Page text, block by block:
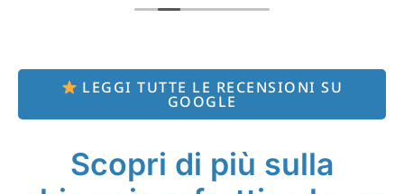
rapidi da non dover rimanere ulteriormente in
completo dei suoi occhi; dopodiché ci ha fissato
l'appuntamento in tempi davvero record presso
Vista Vision e, siccome veniamo dalla prov. di
Novara, era anche disponibile ad aiutarci ad
dell'intervento, anche se comunque per fortuna
abbiamo una associazione qua vicina che si
LEGGI TUTTE LE RECENSIONI SU
GOOGLE
Scopri di più sulla